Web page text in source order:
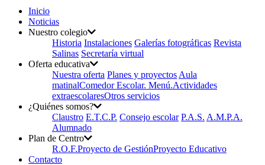
Inicio
Noticias
Nuestro colegio
Historia Instalaciones Galerías fotográficas Revista
Salinas Secretaría virtual
Oferta educativa
Nuestra oferta Planes y proyectos Aula
matinalComedor Escolar. Menú.Actividades
extraescolaresOtros servicios
¿Quiénes somos?
Claustro E.T.C.P. Consejo escolar P.A.S. A.M.P.A.
Alumnado
Plan de Centro
R.O.F.Proyecto de GestiónProyecto Educativo
Contacto